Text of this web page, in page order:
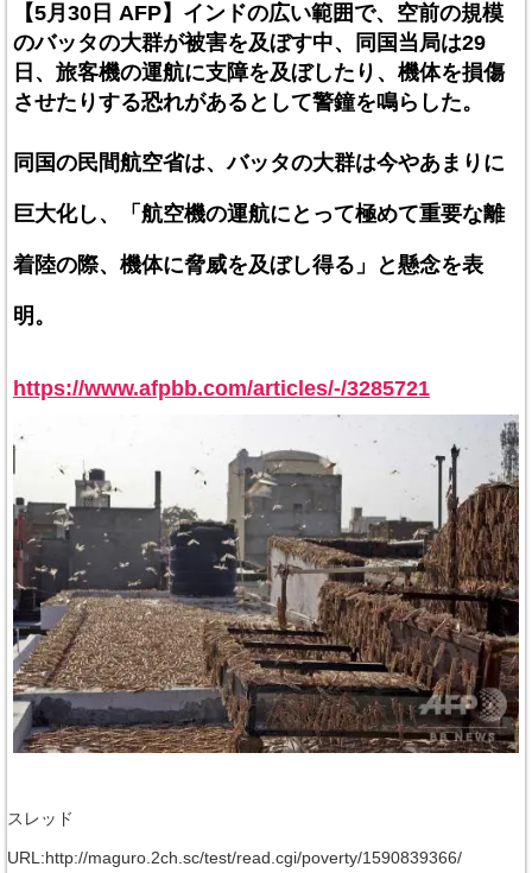
【5月30日 AFP】インドの広い範囲で、空前の規模
のバッタの大群が被害を及ぼす中、同国当局は29
日、旅客機の運航に支障を及ぼしたり、機体を損傷
させたりする恐れがあるとして警鐘を鳴らした。
同国の民間航空省は、バッタの大群は今やあまりに
巨大化し、「航空機の運航にとって極めて重要な離
着陸の際、機体に脅威を及ぼし得る」と懸念を表
明。
https://www.afpbb.com/articles/-/3285721
スレッド
URL:http://maguro.2ch.sc/test/read.cgi/poverty/1590839366/